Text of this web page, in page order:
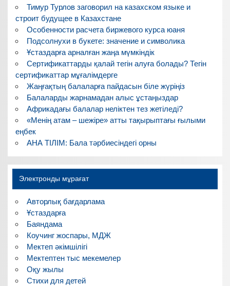
Тимур Турлов заговорил на казахском языке и
строит будущее в Казахстане
Особенности расчета биржевого курса юаня
Подсолнухи в букете: значение и символика
Ұстаздарға арналған жаңа мүмкіндік
Сертификаттарды қалай тегін алуға болады? Тегін
сертификаттар мұғалімдерге
Жаңғақтың балаларға пайдасын біле жүріңіз
Балаларды жарнамадан алыс ұстаңыздар
Африкадағы балалар неліктен тез жетіледі?
«Менің атам – шежіре» атты тақырыптағы ғылыми
еңбек
АНА ТІЛІМ: Бала тәрбиесіндегі орны
Электронды мұрағат
Авторлық бағдарлама
Ұстаздарға
Баяндама
Коучинг жоспары, МДЖ
Мектеп әкімшілігі
Мектептен тыс мекемелер
Оқу жылы
Стихи для детей